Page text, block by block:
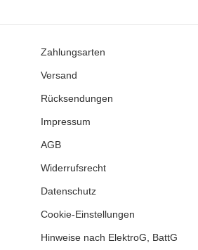
Zahlungsarten
Versand
Rücksendungen
Impressum
AGB
Widerrufsrecht
Datenschutz
Cookie-Einstellungen
Hinweise nach ElektroG, BattG